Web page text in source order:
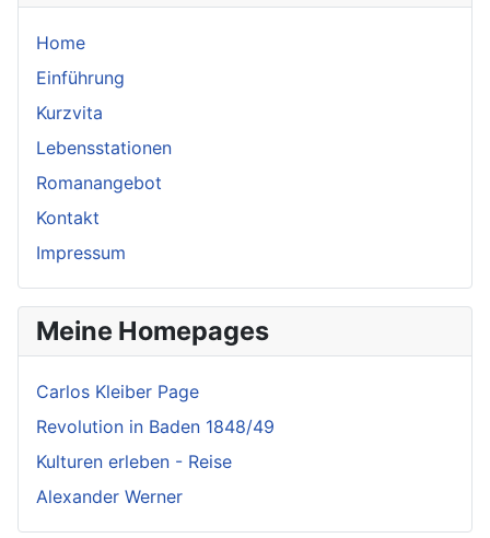
Home
Einführung
Kurzvita
Lebensstationen
Romanangebot
Kontakt
Impressum
Meine Homepages
Carlos Kleiber Page
Revolution in Baden 1848/49
Kulturen erleben - Reise
Alexander Werner